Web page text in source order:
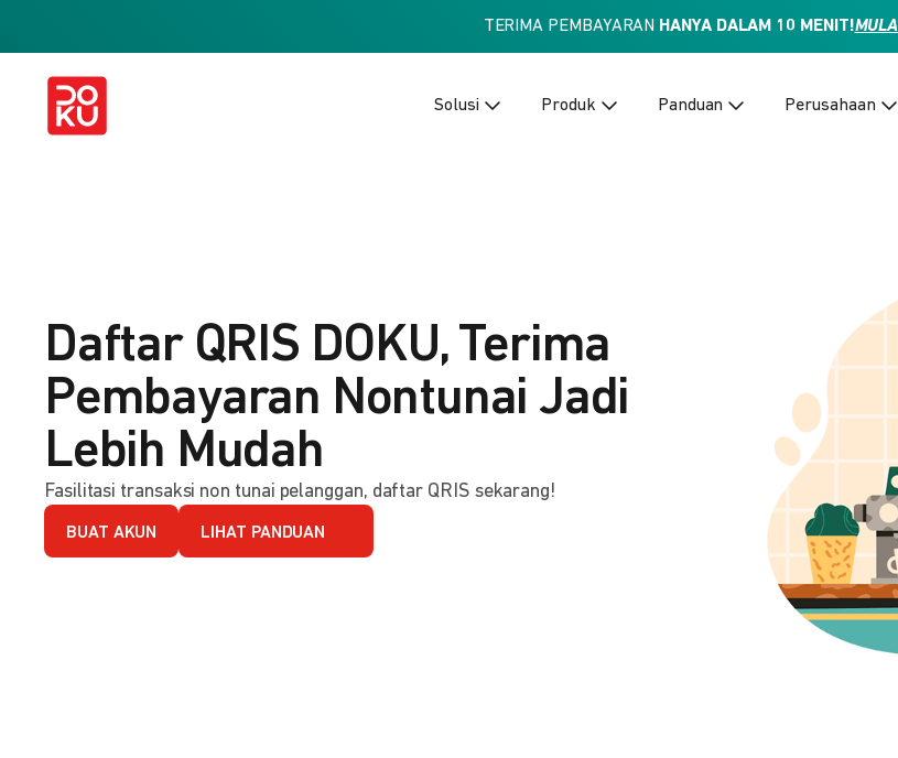
TERIMA PEMBAYARAN HANYA DALAM 10 MENIT!
Solusi Produk Panduan Perusahaan
Daftar QRIS DOKU, Terima
Pembayaran Nontunai Jadi
Lebih Mudah
Fasilitasi transaksi non tunai pelanggan, daftar QRIS sekarang!
BUAT AKUN LIHAT PANDUAN